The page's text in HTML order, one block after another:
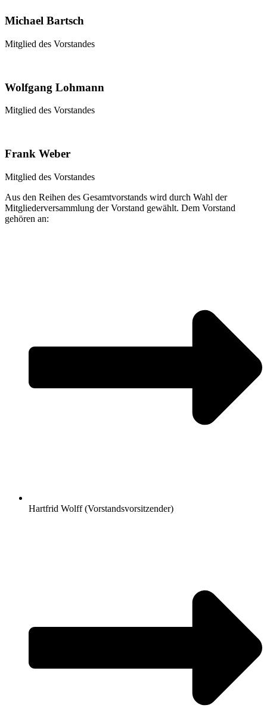
Michael Bartsch
Mitglied des Vorstandes
Wolfgang Lohmann
Mitglied des Vorstandes
Frank Weber
Mitglied des Vorstandes
Aus den Reihen des Gesamtvorstands wird durch Wahl der
Mitgliederversammlung der Vorstand gewählt. Dem Vorstand
gehören an:
Hartfrid Wolff (Vorstandsvorsitzender)